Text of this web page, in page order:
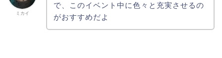
ミカイ
で、このイベント中に色々と充実させるの
がおすすめだよ